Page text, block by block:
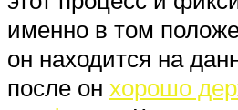
именно в том
он находится на
после он хорошо